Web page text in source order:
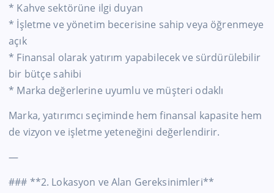
* Kahve sektörüne ilgi duyan
* İşletme ve yönetim becerisine sahip veya öğrenmeye
açık
* Finansal olarak yatırım yapabilecek ve sürdürülebilir
bir bütçe sahibi
* Marka değerlerine uyumlu ve müşteri odaklı
Marka, yatırımcı seçiminde hem finansal kapasite hem
de vizyon ve işletme yeteneğini değerlendirir.
—
### **2. Lokasyon ve Alan Gereksinimleri**